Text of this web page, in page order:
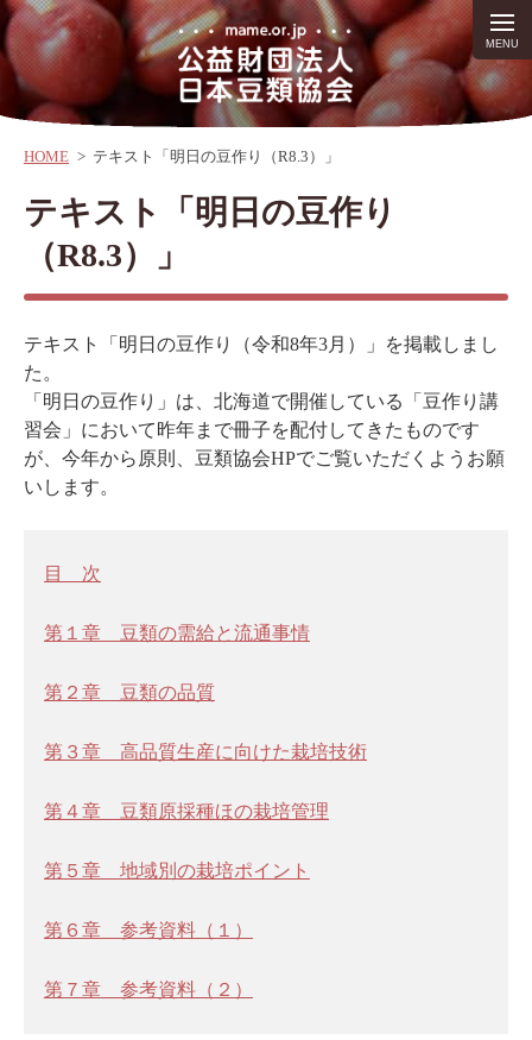
HOME > テキスト「明日の豆作り（R8.3）」
テキスト「明日の豆作り
（R8.3）」
テキスト「明日の豆作り（令和8年3月）」を掲載しまし
た。
「明日の豆作り」は、北海道で開催している「豆作り講
習会」において昨年まで冊子を配付してきたものです
が、今年から原則、豆類協会HPでご覧いただくようお願
いします。
目 次
第１章 豆類の需給と流通事情
第２章 豆類の品質
第３章 高品質生産に向けた栽培技術
第４章 豆類原採種ほの栽培管理
第５章 地域別の栽培ポイント
第６章 参考資料（１）
第７章 参考資料（２）